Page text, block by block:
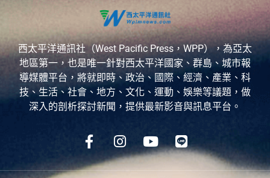
西太平洋通訊社（West Pacific Press，WPP），為亞太
地區第一，也是唯一針對西太平洋國家、群島、城市報
導媒體平台，將就即時、政治、國際、經濟、產業、科
技、生活、社會、地方、文化、運動、娛樂等議題，做
深入的剖析探討新聞，提供最新影音與訊息平台。